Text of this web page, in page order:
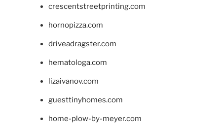
crescentstreetprinting.com
hornopizza.com
driveadragster.com
hematologa.com
lizaivanov.com
guesttinyhomes.com
home-plow-by-meyer.com